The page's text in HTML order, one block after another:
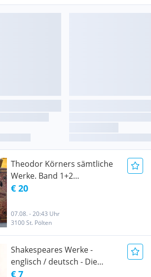
Theodor Körners sämtliche
Werke. Band 1+2
Prachtausgabe 1882
€ 20
07.08. - 20:43 Uhr
3100 St. Pölten
Shakespeares Werke -
englisch / deutsch - Die
luftigen Weiber von Windsor
€ 7